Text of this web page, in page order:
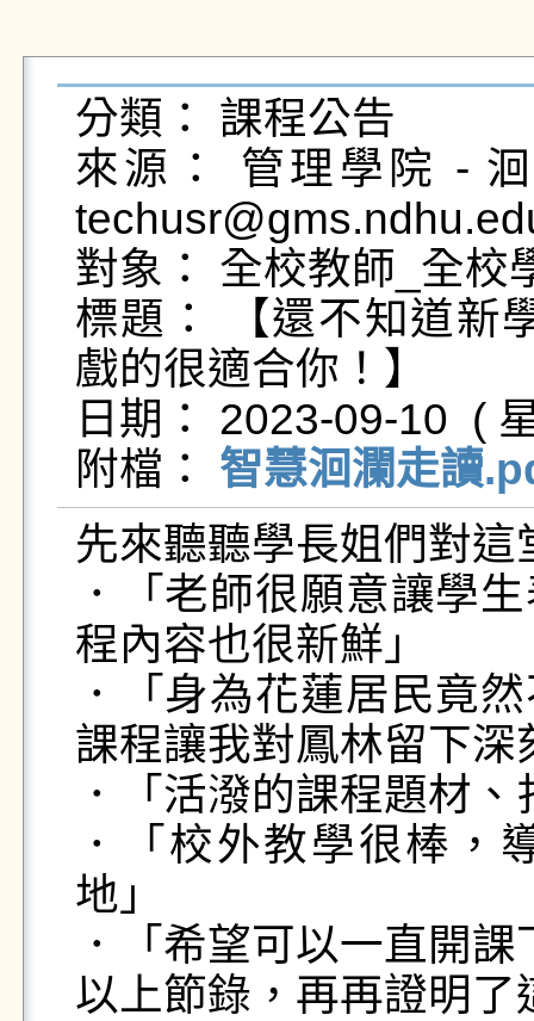
分類： 課程公告
來源： 管理學院 -
對象： 全校教師_全校
標題： 【還不知道新
戲的很適合你！】
日期： 2023-09-10  (
附檔： 智慧洄瀾走讀
先來聽聽學長姐們對這
．「老師很願意讓學
程內容也很新鮮」
．「身為花蓮居民竟
課程讓我對鳳林留下深
．「活潑的課程題材
．「校外教學很棒，
地」
．「希望可以一直開
以上節錄，再再證明